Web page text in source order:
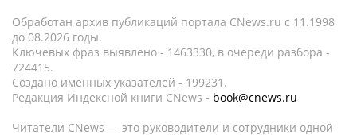
Обработан архив публикаций портала CNews.ru c 11.1998
до 08.2026 годы.
Ключевых фраз выявлено - 1463330, в очереди разбора -
724415.
Создано именных указателей - 199231.
Редакция Индексной книги CNews - book@cnews.ru
Читатели CNews — это руководители и сотрудники одной